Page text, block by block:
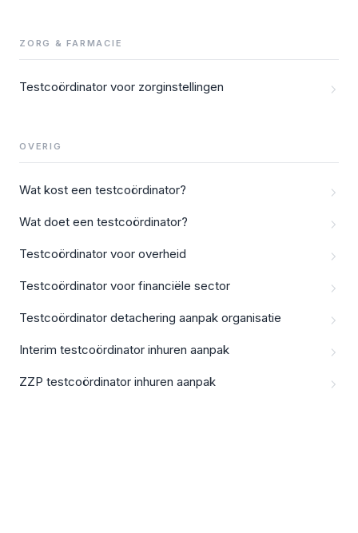
ZORG & FARMACIE
Testcoördinator voor zorginstellingen
OVERIG
Wat kost een testcoördinator?
Wat doet een testcoördinator?
Testcoördinator voor overheid
Testcoördinator voor financiële sector
Testcoördinator detachering aanpak organisatie
Interim testcoördinator inhuren aanpak
ZZP testcoördinator inhuren aanpak